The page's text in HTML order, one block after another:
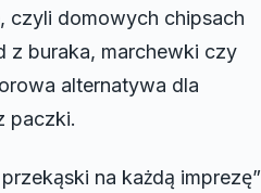
czyli domowych chipsach
z buraka, marchewki czy
alternatywa dla
paczki.
na każdą imprezę”